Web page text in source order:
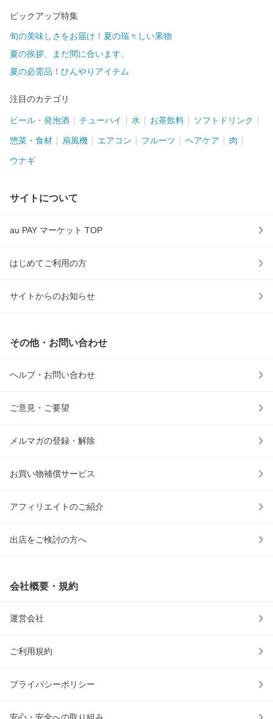
ピックアップ特集
旬の美味しさをお届け！夏の瑞々しい果物
夏の挨拶、まだ間に合います。
夏の必需品！ひんやりアイテム
注目のカテゴリ
ビール・発泡酒 チューハイ 水 お茶飲料 ソフトドリンク
惣菜・食材 扇風機 エアコン フルーツ ヘアケア 肉
ウナギ
サイトについて
au PAY マーケット TOP
はじめてご利用の方
サイトからのお知らせ
その他・お問い合わせ
ヘルプ・お問い合わせ
ご意見・ご要望
メルマガの登録・解除
お買い物補償サービス
アフィリエイトのご紹介
出店をご検討の方へ
会社概要・規約
運営会社
ご利用規約
プライバシーポリシー